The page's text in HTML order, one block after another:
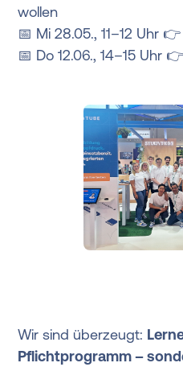
wollen
📅 Mi 28.05., 11–12 Uhr 👉
📅 Do 12.06., 14–15 Uhr 👉
Wir sind überzeugt:
Pflichtprogramm –